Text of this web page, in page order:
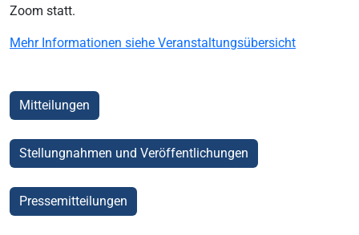
Zoom statt.
Mehr Informationen siehe Veranstaltungsübersicht
Mitteilungen
Stellungnahmen und Veröffentlichungen
Pressemitteilungen